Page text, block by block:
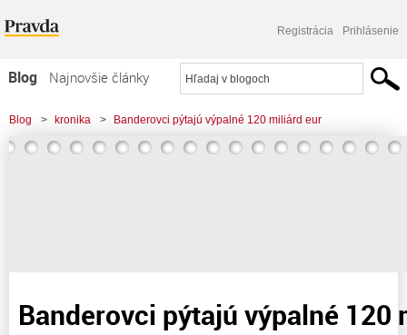
Registrácia Prihlásenie
Blog
Najnovšie články
Najčítanejšie články
Najkomentovanejšie články
Blog > kronika > Banderovci pýtajú výpalné 120 miliárd eur
Banderovci pýtajú výpalné 120